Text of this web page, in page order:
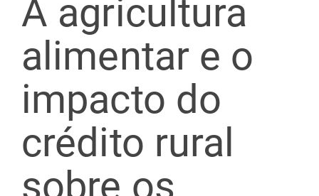
A agricultura
alimentar e o
impacto do
crédito rural
sobre os